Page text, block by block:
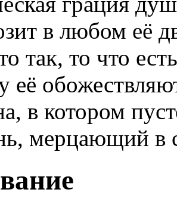
в любом её
так, то что
её
в котором
мерцающий в